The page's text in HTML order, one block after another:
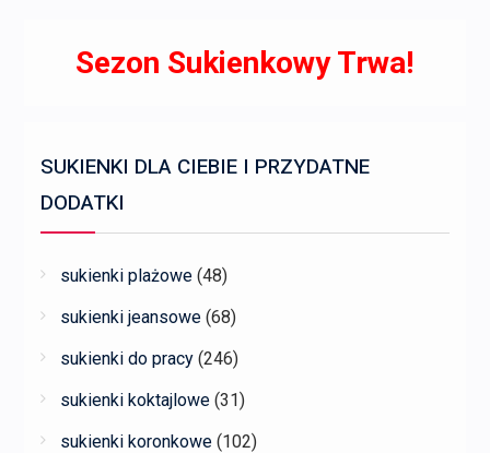
Sezon Sukienkowy Trwa!
SUKIENKI DLA CIEBIE I PRZYDATNE
DODATKI
sukienki plażowe (48)
sukienki jeansowe (68)
sukienki do pracy (246)
sukienki koktajlowe (31)
sukienki koronkowe (102)